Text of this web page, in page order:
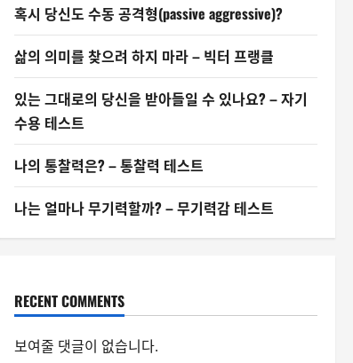
혹시 당신도 수동 공격형(passive aggressive)?
삶의 의미를 찾으려 하지 마라 – 빅터 프랭클
있는 그대로의 당신을 받아들일 수 있나요? – 자기
수용 테스트
나의 통찰력은? – 통찰력 테스트
나는 얼마나 무기력할까? – 무기력감 테스트
RECENT COMMENTS
보여줄 댓글이 없습니다.